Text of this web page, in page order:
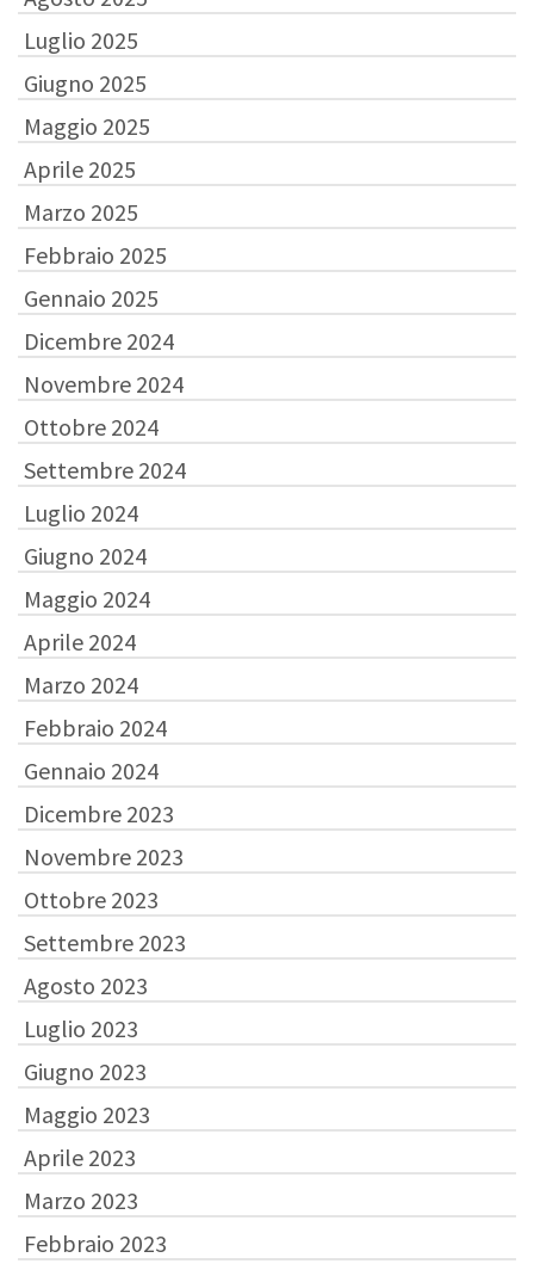
Luglio 2025
Giugno 2025
Maggio 2025
Aprile 2025
Marzo 2025
Febbraio 2025
Gennaio 2025
Dicembre 2024
Novembre 2024
Ottobre 2024
Settembre 2024
Luglio 2024
Giugno 2024
Maggio 2024
Aprile 2024
Marzo 2024
Febbraio 2024
Gennaio 2024
Dicembre 2023
Novembre 2023
Ottobre 2023
Settembre 2023
Agosto 2023
Luglio 2023
Giugno 2023
Maggio 2023
Aprile 2023
Marzo 2023
Febbraio 2023